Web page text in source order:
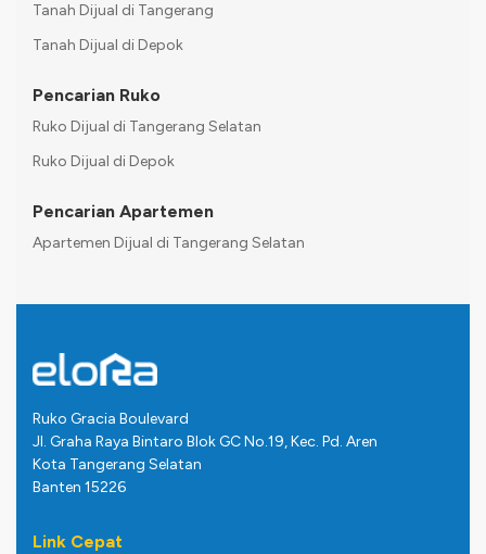
Tanah Dijual di Tangerang
Tanah Dijual di Depok
Pencarian Ruko
Ruko Dijual di Tangerang Selatan
Ruko Dijual di Depok
Pencarian Apartemen
Apartemen Dijual di Tangerang Selatan
Ruko Gracia Boulevard
Jl. Graha Raya Bintaro Blok GC No.19, Kec. Pd. Aren
Kota Tangerang Selatan
Banten 15226
Link Cepat